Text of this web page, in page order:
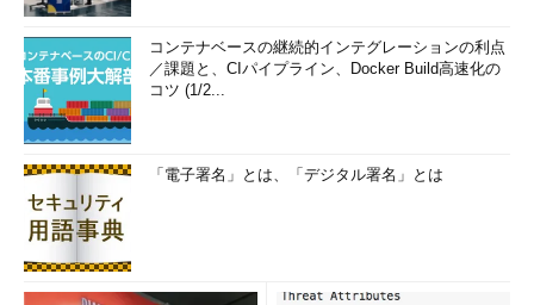
コンテナベースの継続的インテグレーションの利点
／課題と、CIパイプライン、Docker Build高速化の
コツ (1/2...
「電子署名」とは、「デジタル署名」とは